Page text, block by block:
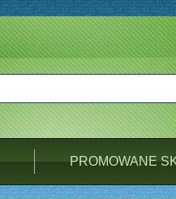
PROMOWANE